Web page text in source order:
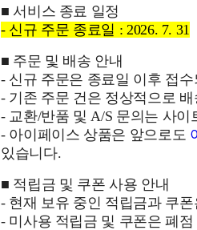
■ 서비스 종료 일정
- 신규 주문 종료일 : 2026. 7. 31
■ 주문 및 배송 안내
- 신규 주문은 종료일 이후 접
- 기존 주문 건은 정상적으로
- 교환/반품 및 A/S 문의는 사
- 아이페이스 상품은 앞으로도
있습니다.
■ 적립금 및 쿠폰 사용 안내
- 현재 보유 중인 적립금과 쿠폰
- 미사용 적립금 및 쿠폰은 폐